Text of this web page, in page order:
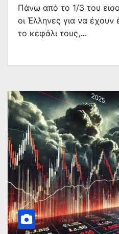
Πάνω από το 1/3 του
οι Έλληνες για να
το κεφάλι τους,…